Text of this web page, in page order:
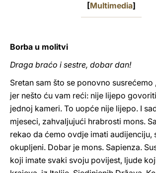
[Multimedia]
Borba u molitvi
Draga braćo i sestre, dobar dan!
Sretan sam što se ponovno susrećemo
jer nešto ću vam reći: nije lijepo
jednoj kameri. To uopće nije lijepo. I
mjeseci, zahvaljujući hrabrosti mons.
rekao da ćemo ovdje imati audijenciju,
okupljeni. Dobar je mons. Sapienza.
koji imate svaki svoju povijest, ljude